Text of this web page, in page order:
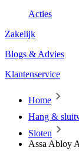
Acties
Zakelijk
Blogs & Advies
Klantenservice
Home
Hang &
Sloten
Assa Abloy